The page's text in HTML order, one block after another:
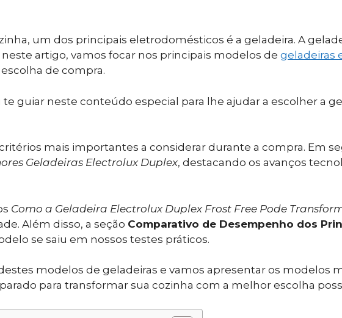
um dos principais eletrodomésticos é a geladeira. A
artigo, vamos focar nos principais modelos de geladeiras
de compra.
te guiar neste conteúdo especial para lhe ajudar a escolher a
mais importantes a considerar durante a compra. Em
Geladeiras Electrolux Duplex, destacando os avanços
Como a Geladeira Electrolux Duplex Frost Free Pode
Além disso, a seção Comparativo de Desempenho dos
se saiu em nossos testes práticos.
modelos de geladeiras e vamos apresentar os modelos
para transformar sua cozinha com a melhor escolha